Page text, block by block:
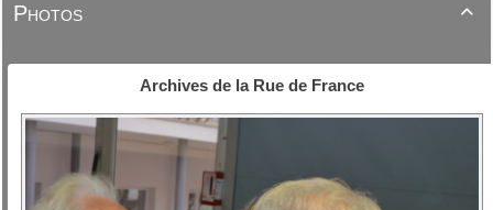

Photos
Archives de la Rue de France